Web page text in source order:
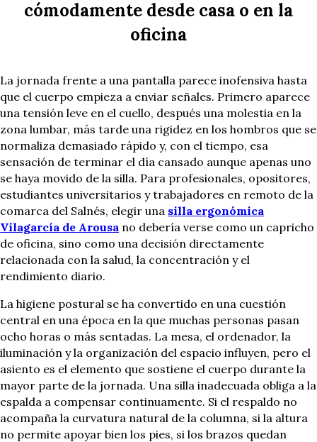
cómodamente desde casa o en la
oficina
La jornada frente a una pantalla parece inofensiva hasta
que el cuerpo empieza a enviar señales. Primero aparece
una tensión leve en el cuello, después una molestia en la
zona lumbar, más tarde una rigidez en los hombros que se
normaliza demasiado rápido y, con el tiempo, esa
sensación de terminar el día cansado aunque apenas uno
se haya movido de la silla. Para profesionales, opositores,
estudiantes universitarios y trabajadores en remoto de la
comarca del Salnés, elegir una silla ergonómica
Vilagarcía de Arousa no debería verse como un capricho
de oficina, sino como una decisión directamente
relacionada con la salud, la concentración y el
rendimiento diario.
La higiene postural se ha convertido en una cuestión
central en una época en la que muchas personas pasan
ocho horas o más sentadas. La mesa, el ordenador, la
iluminación y la organización del espacio influyen, pero el
asiento es el elemento que sostiene el cuerpo durante la
mayor parte de la jornada. Una silla inadecuada obliga a la
espalda a compensar continuamente. Si el respaldo no
acompaña la curvatura natural de la columna, si la altura
no permite apoyar bien los pies, si los brazos quedan